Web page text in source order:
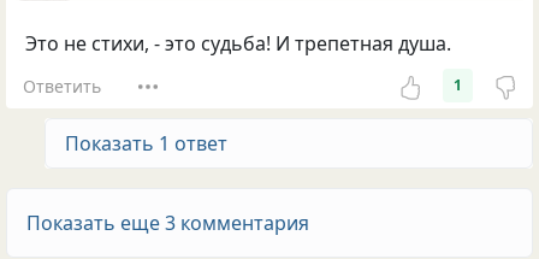
Это не стихи, - это судьба! И трепетная душа.
Ответить 1
Показать 1 ответ
Показать еще 3 комментария